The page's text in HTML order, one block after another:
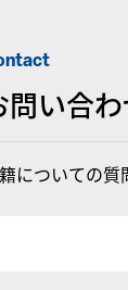
問い合
についての